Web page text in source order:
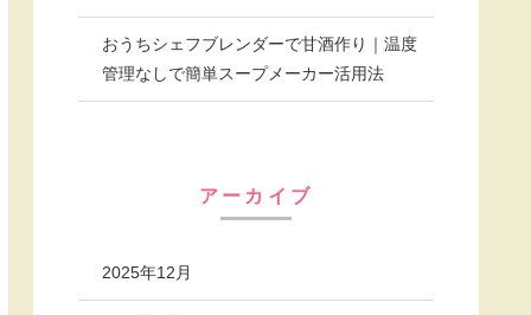
おうちシェフブレンダーで甘酒作り｜温度
管理なしで簡単スープメーカー活用法
アーカイブ
2025年12月